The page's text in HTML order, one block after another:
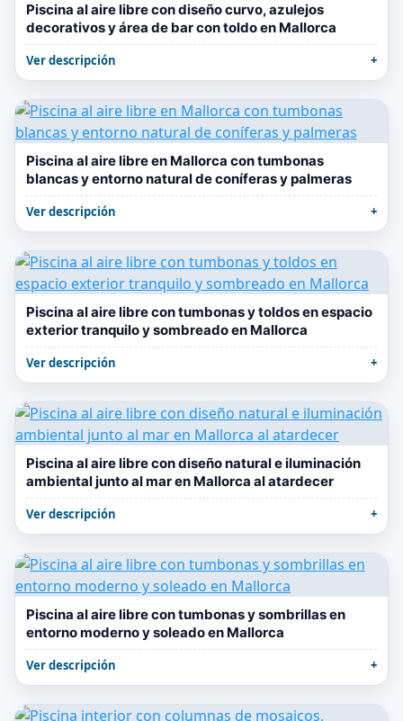
Piscina al aire libre con diseño curvo, azulejos
decorativos y área de bar con toldo en Mallorca
Ver descripción
Piscina al aire libre en Mallorca con tumbonas
blancas y entorno natural de coníferas y palmeras
Ver descripción
Piscina al aire libre con tumbonas y toldos en espacio
exterior tranquilo y sombreado en Mallorca
Ver descripción
Piscina al aire libre con diseño natural e iluminación
ambiental junto al mar en Mallorca al atardecer
Ver descripción
Piscina al aire libre con tumbonas y sombrillas en
entorno moderno y soleado en Mallorca
Ver descripción